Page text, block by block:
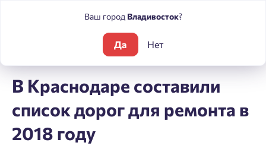
В Краснодаре составили список дорог для
В Краснодаре составили
список дорог для ремонта в
2018 году
Ваш город Владивосток?
Да Нет